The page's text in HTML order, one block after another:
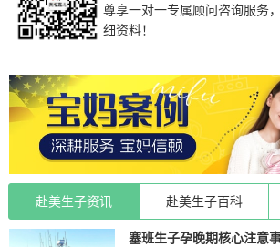
尊享一对一专属顾问咨询服务
细资料！
赴美生子资讯 赴美生子百科
塞班生子孕晚期核心注意